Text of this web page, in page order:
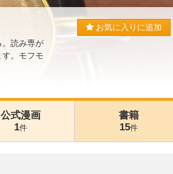
。読み専が
。モフモ
お気に入りに追加
公式漫画
1件
書籍
15件